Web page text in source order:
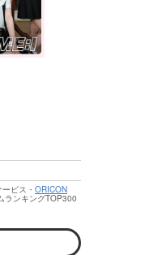
ビス・ ORICON
ランキングTOP300